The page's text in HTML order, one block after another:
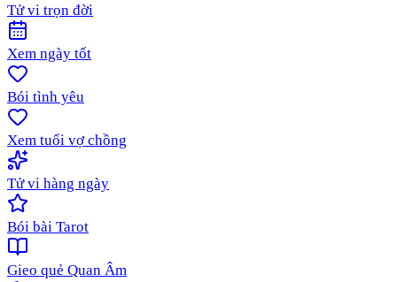
Tử vi trọn đời
Xem ngày tốt
Bói tình yêu
Xem tuổi vợ chồng
Tử vi hàng ngày
Bói bài Tarot
Gieo quẻ Quan Âm